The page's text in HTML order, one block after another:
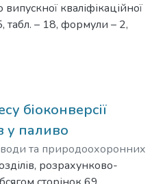
Анна
кваліфікаційної
табл. – 18, формули – 2,
фізико-хімічного
води молокопереробного
стічних вод.
та
ефективність
вод
біоконверсії
у паливо
та природоохоронних
Іринарозрахунково-